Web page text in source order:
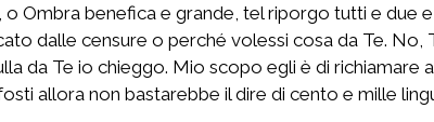
o Ombra benefica e grande, tel riporgo tutti e due
dalle censure o perché volessi cosa da Te. No,
da Te io chieggo. Mio scopo egli è di richiamare
allora non bastarebbe il dire di cento e mille